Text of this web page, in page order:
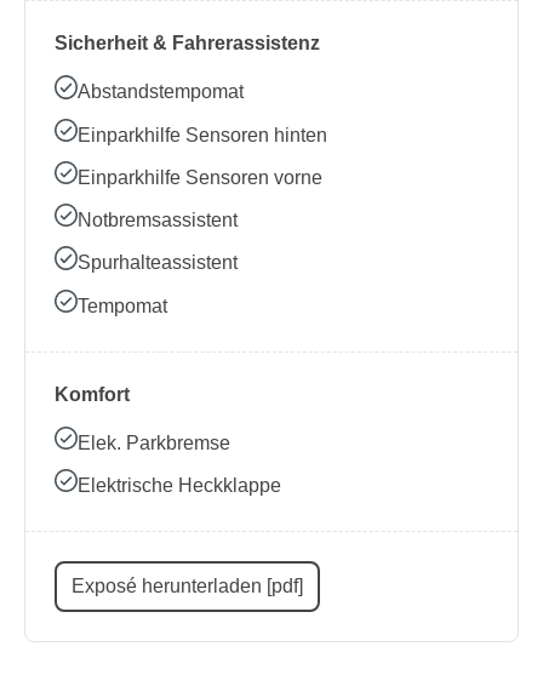
Sicherheit & Fahrerassistenz
Abstandstempomat
Einparkhilfe Sensoren hinten
Einparkhilfe Sensoren vorne
Notbremsassistent
Spurhalteassistent
Tempomat
Komfort
Elek. Parkbremse
Elektrische Heckklappe
Exposé herunterladen [pdf]